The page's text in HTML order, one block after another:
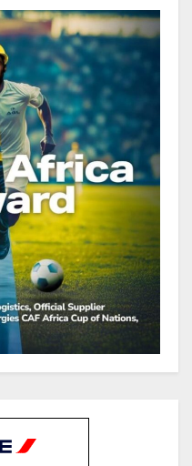
juin 2026,
44,2 % du PIB
et la BAD
capacités des
public pour
performance des
Bonkoungou, le
en visite
des grands chantiers
BTP Gabon
paiements d’intérêts
20 à 30 % des
que le service
budgétaires